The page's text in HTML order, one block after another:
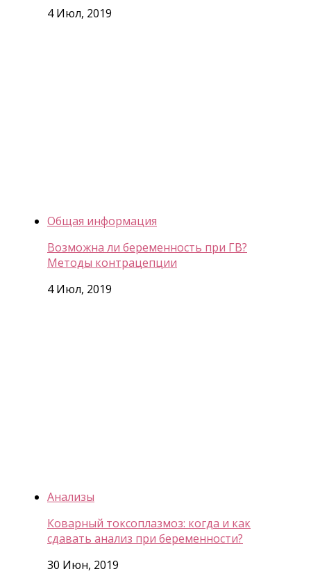
4 Июл, 2019
Общая информация
Возможна ли беременность при ГВ?
Методы контрацепции
4 Июл, 2019
Анализы
Коварный токсоплазмоз: когда и как
сдавать анализ при беременности?
30 Июн, 2019